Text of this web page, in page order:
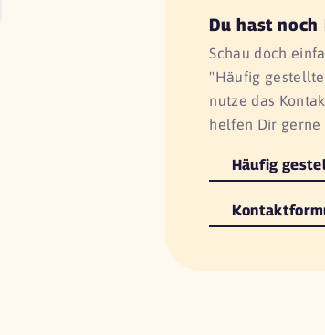
Du hast noch
Schau doch
"Häufig
nutze das
helfen Dir gerne
Häufig